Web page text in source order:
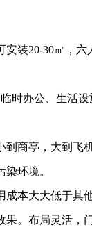
装20-30㎡，
时办公、生活设
商亭，大到飞
环境。
本大大低于其
。布局灵活